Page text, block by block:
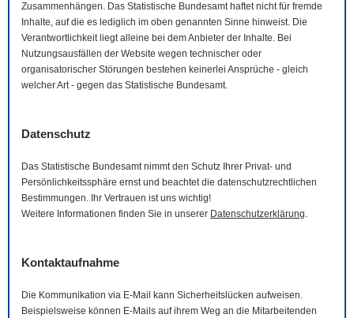
Zusammenhängen. Das Statistische Bundesamt haftet nicht für fremde
Inhalte, auf die es lediglich im oben genannten Sinne hinweist. Die
Verantwortlichkeit liegt alleine bei dem Anbieter der Inhalte. Bei
Nutzungsausfällen der Website wegen technischer oder
organisatorischer Störungen bestehen keinerlei Ansprüche - gleich
welcher Art - gegen das Statistische Bundesamt.
Datenschutz
Das Statistische Bundesamt nimmt den Schutz Ihrer Privat- und
Persönlichkeitssphäre ernst und beachtet die datenschutzrechtlichen
Bestimmungen. Ihr Vertrauen ist uns wichtig!
Weitere Informationen finden Sie in unserer Datenschutzerklärung.
Kontaktaufnahme
Die Kommunikation via E-Mail
kann Sicherheitslücken aufweisen.
Beispielsweise können E-Mails auf ihrem Weg an die Mitarbeitenden